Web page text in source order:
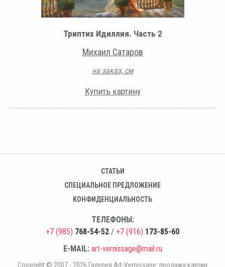
Триптих Идиллия. Часть 2
Михаил Сатаров
на заказ, см
Купить картину
СТАТЬИ
СПЕЦИАЛЬНОЕ ПРЕДЛОЖЕНИЕ
КОНФИДЕНЦИАЛЬНОСТЬ
ТЕЛЕФОНЫ:
+7 (985) 768-54-52 / +7 (916) 173-85-60
E-MAIL: art-vernissage@mail.ru
Copyright © 2007 - 2026 Галерея Art-Vernissage: продажа картин